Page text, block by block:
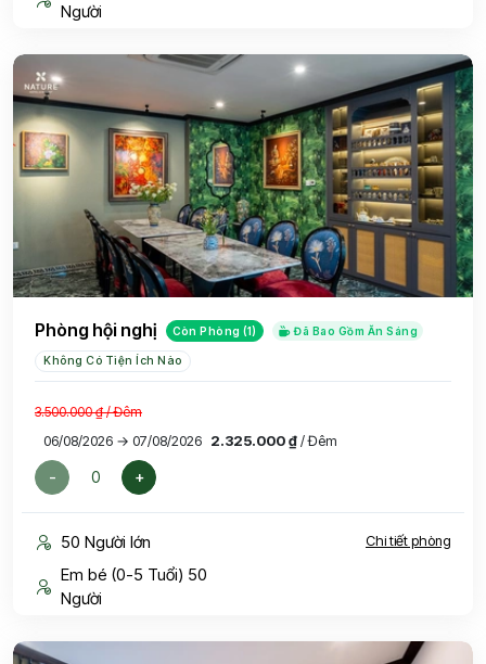
Người
Phòng hội nghị Còn Phòng (1) Đã Bao Gồm Ăn Sáng
Không Có Tiện Ích Nào
3.500.000 ₫/ Đêm
06/08/2026 → 07/08/2026 2.325.000 ₫ / Đêm
- +
50 Người lớn Chi tiết phòng
Em bé (0-5 Tuổi) 50
Người